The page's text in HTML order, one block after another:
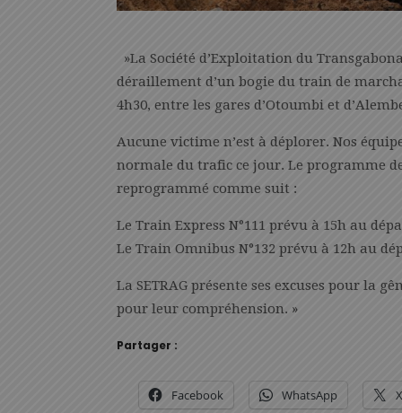
»La Société d’Exploitation du
déraillement d’un bogie du train de
4h30, entre les gares d’Otoumbi et
Aucune victime n’est à déplorer. Nos
normale du trafic ce jour. Le programme
reprogrammé comme suit :
Le Train Express N°111 prévu à 15h au
Le Train Omnibus N°132 prévu à 12h au
La SETRAG présente ses excuses pour la
pour leur compréhension. »
Partager :
Facebook WhatsApp X